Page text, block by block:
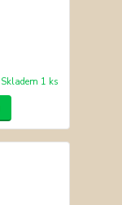
Skladem 1 ks